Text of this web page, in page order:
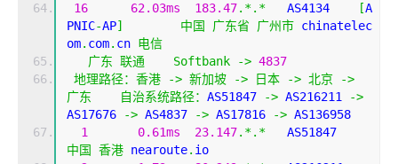
16
62.03ms 183.47.*.*
   AS4134
[A
PNIC-AP] 中国 广东省 广州市 chinatelec
om. com. cn 电信
广东 联通 Softbank -> 4837
地理路径：香港
-> 新加坡 -> 日本 -> 北京
->
广东
自治系统路径： AS51847 -> AS216211
->
AS17676
-> AS4837 -> AS17816 -> AS136958
1
0.61ms 23.147.*.*
中国
香港 nearoute. io